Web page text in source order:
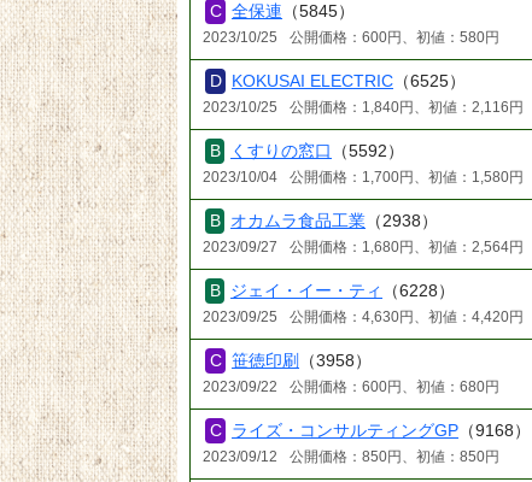
全保連 （5845）
2023/10/25 公開価格：600円、初値：580円
KOKUSAI ELECTRIC （6525）
2023/10/25 公開価格：1,840円、初値：2,116円
くすりの窓口 （5592）
2023/10/04 公開価格：1,700円、初値：1,580円
オカムラ食品工業 （2938）
2023/09/27 公開価格：1,680円、初値：2,564円
ジェイ・イー・ティ （6228）
2023/09/25 公開価格：4,630円、初値：4,420円
笹徳印刷 （3958）
2023/09/22 公開価格：600円、初値：680円
ライズ・コンサルティングGP （9168）
2023/09/12 公開価格：850円、初値：850円